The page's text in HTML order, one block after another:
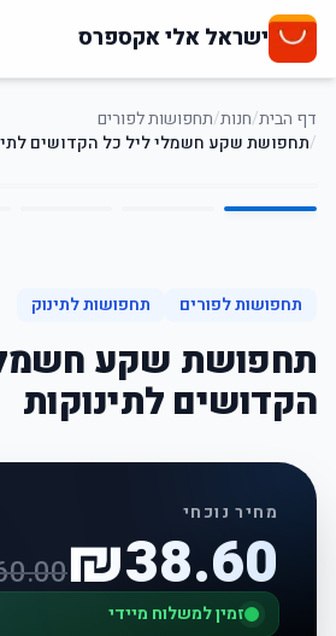
ישראל אלי אקספרס
דף הבית/חנות/תחפושות לפורים
/תחפושת שקע חשמלי ליל כל הקדושים
1
/
5
תחפושות לפורים תחפושות לתינוק
תחפושת שקע
הקדושים לתינוקות
מחיר נוכחי
₪38.60
זמין למשלוח מיידי